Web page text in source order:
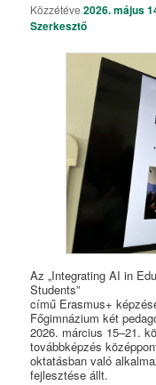
Közzétéve2026. május
Szerkesztő
Az „Integrating AI in
Students”
című Erasmus+
Főgimnázium két
2026. március 15–21.
továbbképzés
oktatásban való
fejlesztése állt.